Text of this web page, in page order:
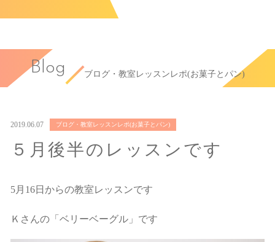
Blog ブログ・教室レッスンレポ(お菓子とパン)
2019.06.07 ブログ・教室レッスンレポ(お菓子とパン)
５月後半のレッスンです
5月16日からの教室レッスンです
Ｋさんの「ベリーベーグル」です